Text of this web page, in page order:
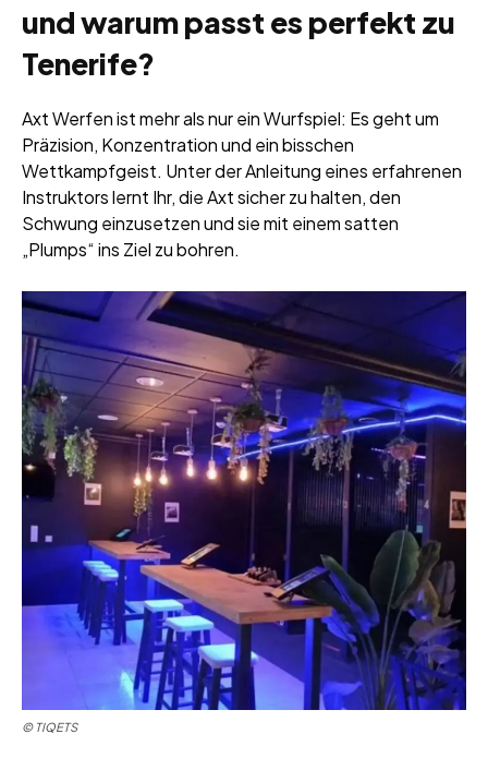
und warum passt es perfekt zu
Tenerife?
Axt Werfen ist mehr als nur ein Wurfspiel: Es geht um
Präzision, Konzentration und ein bisschen
Wettkampfgeist. Unter der Anleitung eines erfahrenen
Instruktors lernt Ihr, die Axt sicher zu halten, den
Schwung einzusetzen und sie mit einem satten
„Plumps“ ins Ziel zu bohren.
© TIQETS